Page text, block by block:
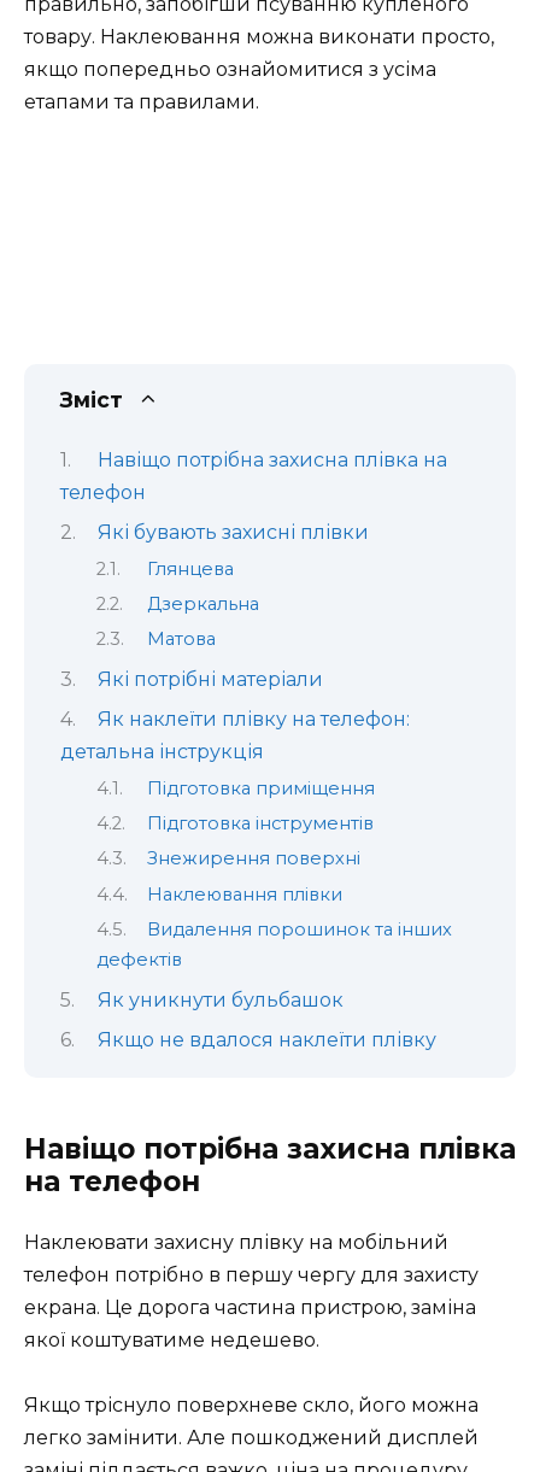
товару. Наклеювання можна виконати просто,
якщо попередньо ознайомитися з усіма
етапами та правилами.
Зміст
Навіщо потрібна захисна плівка на
телефон
Які бувають захисні плівки
Глянцева
Дзеркальна
Матова
Які потрібні матеріали
Як наклеїти плівку на телефон:
детальна інструкція
Підготовка приміщення
Підготовка інструментів
Знежирення поверхні
Наклеювання плівки
Видалення порошинок та інших
дефектів
Як уникнути бульбашок
Якщо не вдалося наклеїти плівку
Навіщо потрібна захисна плівка
на телефон
Наклеювати захисну плівку на мобільний
телефон потрібно в першу чергу для захисту
екрана. Це дорога частина пристрою, заміна
якої коштуватиме недешево.
Якщо тріснуло поверхневе скло, його можна
легко замінити. Але пошкоджений дисплей